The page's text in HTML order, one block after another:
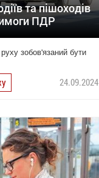
та пішоходів
ПДР
зобов'язаний бути
24.09.2024